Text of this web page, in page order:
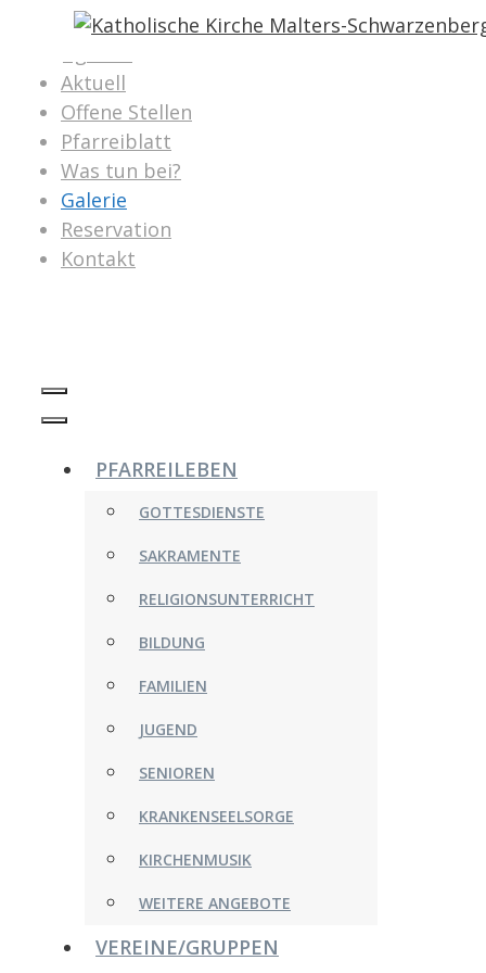
Springe
Inhalt Aktuell
Offene Stellen
Pfarreiblatt
Was tun bei?
Galerie
Reservation
Kontakt
MENÜ
SUCHEN
PFARREILEBEN
GOTTESDIENSTE
SAKRAMENTE
RELIGIONSUNTERRICHT
BILDUNG
FAMILIEN
JUGEND
SENIOREN
KRANKENSEELSORGE
KIRCHENMUSIK
WEITERE ANGEBOTE
VEREINE/GRUPPEN